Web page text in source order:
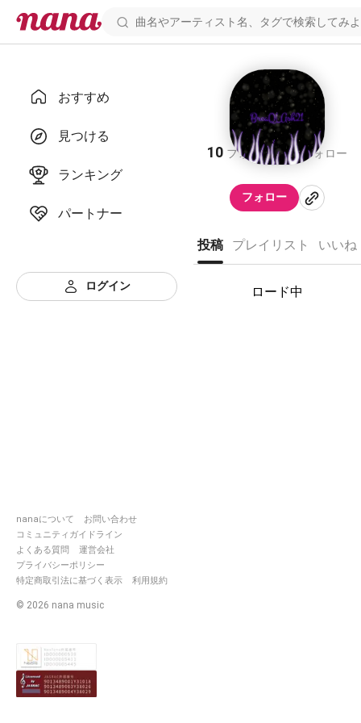
おすすめ
見つける
ランキング
パートナー
ログイン
nanaについて
お問い合わせ
コミュニティガイドライン
よくある質問
運営会社
プライバシーポリシー
特定商取引法に基づく表示
利用規約
© 2026 nana music
BreaQLAsh
10 フォロワー13 フォロー
フォロー
投稿 プレイリスト いいね
ロード中